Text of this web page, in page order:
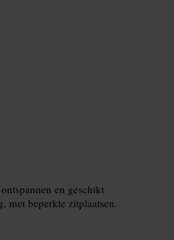
en geschikt
met beperkte zitplaatsen.